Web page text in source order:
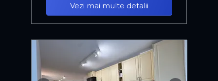
Vezi mai multe detalii